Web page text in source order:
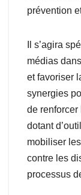
prévention
Il s’agira
médias
et favoriser
synergies
de
dotant
mobiliser
contre les
processus